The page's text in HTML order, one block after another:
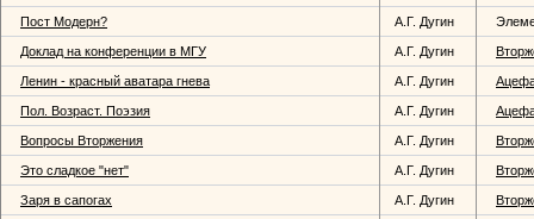
Пост Модерн? А.Г. Дугин
Доклад на конференции в МГУ А.Г. Дугин
Ленин - красный аватара гнева А.Г. Дугин
Пол. Возраст. Поэзия А.Г. Дугин
Вопросы Вторжения А.Г. Дугин
Это сладкое "нет" А.Г. Дугин
Заря в сапогах А.Г. Дугин